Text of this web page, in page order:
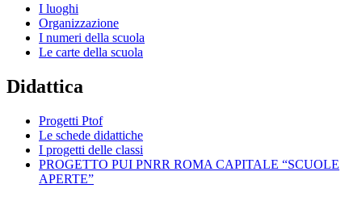
I luoghi
Organizzazione
I numeri della scuola
Le carte della scuola
Didattica
Progetti Ptof
Le schede didattiche
I progetti delle classi
PROGETTO PUI PNRR ROMA CAPITALE “SCUOLE
APERTE”